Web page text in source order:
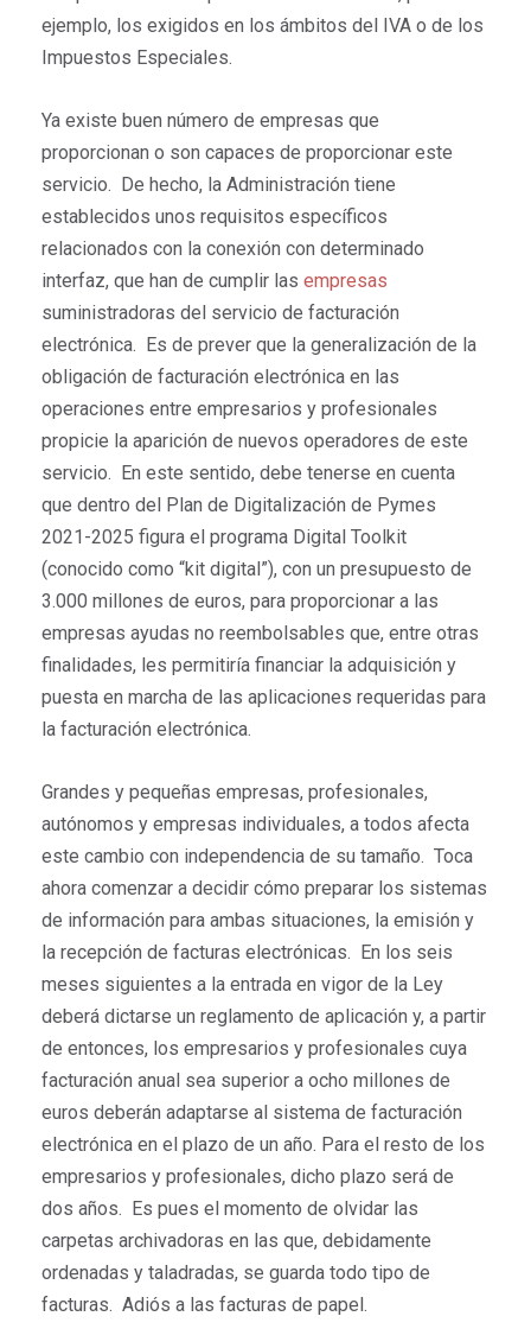
ejemplo, los exigidos en los ámbitos del IVA o de los
Impuestos Especiales.
Ya existe buen número de empresas que
proporcionan o son capaces de proporcionar este
servicio. De hecho, la Administración tiene
establecidos unos requisitos específicos
relacionados con la conexión con determinado
interfaz, que han de cumplir las empresas
suministradoras del servicio de facturación
electrónica. Es de prever que la generalización de la
obligación de facturación electrónica en las
operaciones entre empresarios y profesionales
propicie la aparición de nuevos operadores de este
servicio. En este sentido, debe tenerse en cuenta
que dentro del Plan de Digitalización de Pymes
2021-2025 figura el programa Digital Toolkit
(conocido como “kit digital”), con un presupuesto de
3.000 millones de euros, para proporcionar a las
empresas ayudas no reembolsables que, entre otras
finalidades, les permitiría financiar la adquisición y
puesta en marcha de las aplicaciones requeridas para
la facturación electrónica.
Grandes y pequeñas empresas, profesionales,
autónomos y empresas individuales, a todos afecta
este cambio con independencia de su tamaño. Toca
ahora comenzar a decidir cómo preparar los sistemas
de información para ambas situaciones, la emisión y
la recepción de facturas electrónicas. En los seis
meses siguientes a la entrada en vigor de la Ley
deberá dictarse un reglamento de aplicación y, a partir
de entonces, los empresarios y profesionales cuya
facturación anual sea superior a ocho millones de
euros deberán adaptarse al sistema de facturación
electrónica en el plazo de un año. Para el resto de los
empresarios y profesionales, dicho plazo será de
dos años. Es pues el momento de olvidar las
carpetas archivadoras en las que, debidamente
ordenadas y taladradas, se guarda todo tipo de
facturas. Adiós a las facturas de papel.